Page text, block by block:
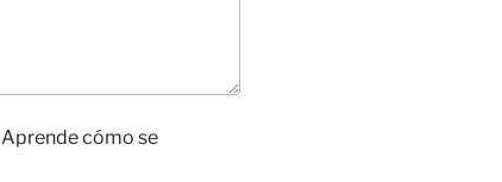
Aprende cómo se